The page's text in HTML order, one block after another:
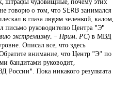
говорю о том, что SERB занимался
в глаза людям зеленкой, калом,
письмо руководителю Центра "Э"
экстремизму. – Прим. РС) в МВД
Описал все, что здесь
внимание, что Центр "Э" по
бандитами руководит,
России". Пока никакого результата